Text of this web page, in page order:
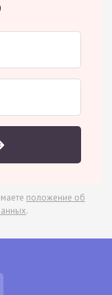
положение об
.